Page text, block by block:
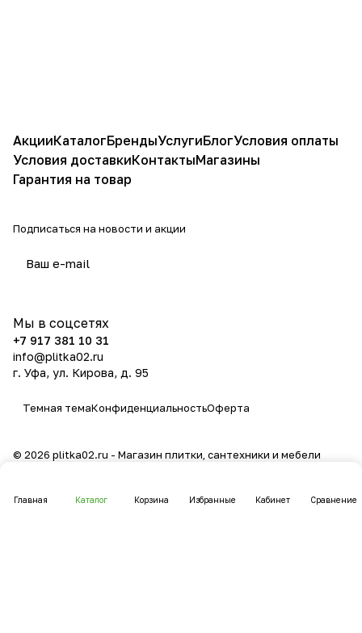
Главная Каталог Корзина Избранные Кабинет Сравнение
АкцииКаталогБрендыУслугиБлогУсловия оплаты
Условия доставкиКонтактыМагазины
Гарантия на товар
Подписаться на новости и акции
Мы в соцсетях
+7 917 381 10 31
info@plitka02.ru
г. Уфа, ул. Кирова, д. 95
Темная темаКонфиденциальностьОферта
© 2026 plitka02.ru - Магазин плитки, сантехники и мебели